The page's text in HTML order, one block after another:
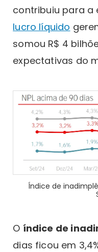
contribuiu para a
lucro líquido
somou R$ 4
expectativas do
Índice de
O índice de
dias ficou em